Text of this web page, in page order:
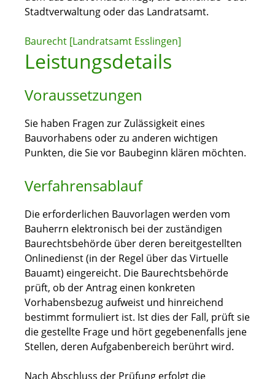
Stadtverwaltung oder das Landratsamt.
Baurecht [Landratsamt Esslingen]
Leistungsdetails
Voraussetzungen
Sie haben Fragen zur Zulässigkeit eines
Bauvorhabens oder zu anderen wichtigen
Punkten, die Sie vor Baubeginn klären möchten.
Verfahrensablauf
Die erforderlichen Bauvorlagen werden vom
Bauherrn elektronisch bei der zuständigen
Baurechtsbehörde über deren bereitgestellten
Onlinedienst (in der Regel über das Virtuelle
Bauamt) eingereicht. Die Baurechtsbehörde
prüft, ob der Antrag einen konkreten
Vorhabensbezug aufweist und hinreichend
bestimmt formuliert ist. Ist dies der Fall, prüft sie
die gestellte Frage und hört gegebenenfalls jene
Stellen, deren Aufgabenbereich berührt wird.
Nach Abschluss der Prüfung erfolgt die